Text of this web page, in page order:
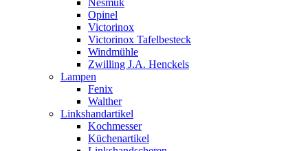
Nesmuk
Opinel
Victorinox
Victorinox Tafelbesteck
Windmühle
Zwilling J.A. Henckels
Lampen
Fenix
Walther
Linkshandartikel
Kochmesser
Küchenartikel